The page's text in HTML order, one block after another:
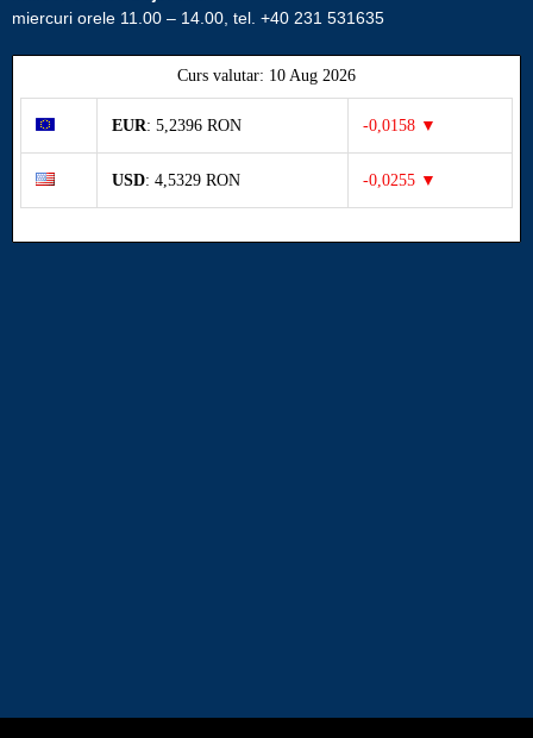
miercuri orele 11.00 – 14.00, tel. +40 231 531635
Curs valutar: 10 Aug 2026
EUR: 5,2396 RON -0,0158 ▼
USD: 4,5329 RON -0,0255 ▼